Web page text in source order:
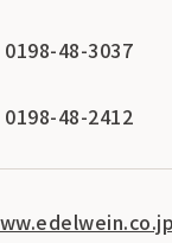
0198-48-3037
0198-48-2412